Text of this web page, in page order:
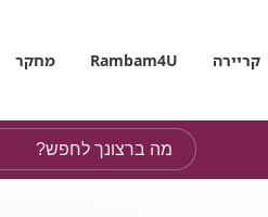
קריירה Rambam4U מחקר
בחירת
שים
לב,
בבחירת
מה
ברצונך
לחפש?